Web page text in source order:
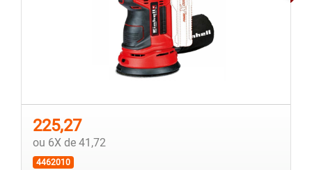
225,27
ou 6X de 41,72
4462010